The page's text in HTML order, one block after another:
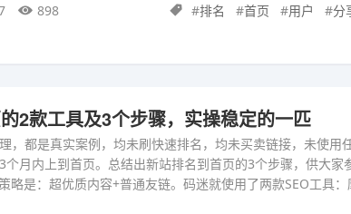
898 #排名 #首页 #用户 #分
2款工具及3个步骤，实操稳定的一匹
，都是真实案例，均未刷快速排名，均未买卖链接，未使用
月内上到首页。总结出新站排名到首页的3个步骤，供大家
略是：超优质内容+普通友链。码迷就使用了两款SEO工具：